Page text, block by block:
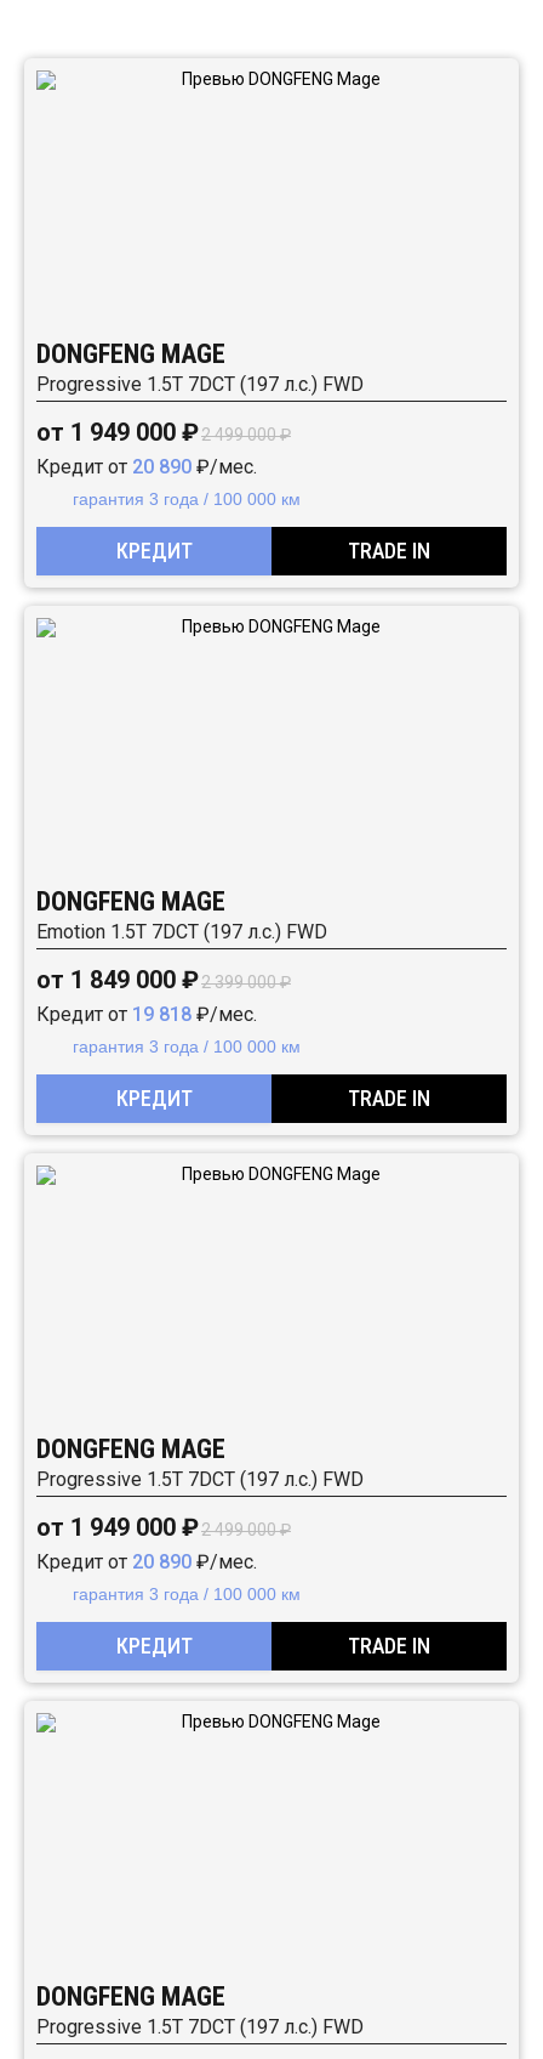
DONGFENG MAGE
Progressive 1.5T 7DCT (197 л.с.) FWD
от 1 949 000 ₽2 499 000 ₽
Кредит от 20 890 ₽/мес.
гарантия 3 года / 100 000 км
КРЕДИТ TRADE IN
DONGFENG MAGE
Emotion 1.5T 7DCT (197 л.с.) FWD
от 1 849 000 ₽2 399 000 ₽
Кредит от 19 818 ₽/мес.
гарантия 3 года / 100 000 км
КРЕДИТ TRADE IN
DONGFENG MAGE
Progressive 1.5T 7DCT (197 л.с.) FWD
от 1 949 000 ₽2 499 000 ₽
Кредит от 20 890 ₽/мес.
гарантия 3 года / 100 000 км
КРЕДИТ TRADE IN
DONGFENG MAGE
Progressive 1.5T 7DCT (197 л.с.) FWD